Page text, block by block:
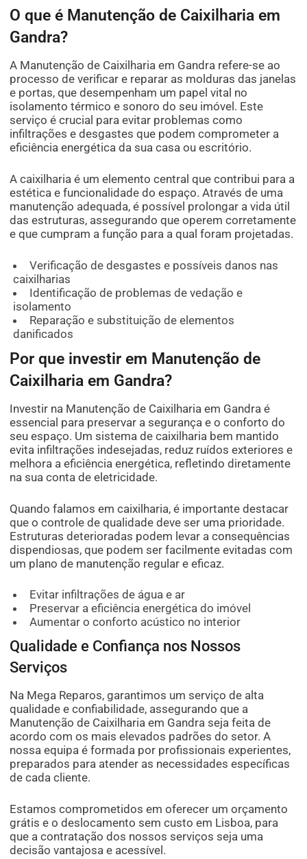
O que é Manutenção de Caixilharia em
Gandra?
A Manutenção de Caixilharia em Gandra refere-se ao
processo de verificar e reparar as molduras das janelas
e portas, que desempenham um papel vital no
isolamento térmico e sonoro do seu imóvel. Este
serviço é crucial para evitar problemas como
infiltrações e desgastes que podem comprometer a
eficiência energética da sua casa ou escritório.
A caixilharia é um elemento central que contribui para a
estética e funcionalidade do espaço. Através de uma
manutenção adequada, é possível prolongar a vida útil
das estruturas, assegurando que operem corretamente
e que cumpram a função para a qual foram projetadas.
Verificação de desgastes e possíveis danos nas
caixilharias
Identificação de problemas de vedação e
isolamento
Reparação e substituição de elementos
danificados
Por que investir em Manutenção de
Caixilharia em Gandra?
Investir na Manutenção de Caixilharia em Gandra é
essencial para preservar a segurança e o conforto do
seu espaço. Um sistema de caixilharia bem mantido
evita infiltrações indesejadas, reduz ruídos exteriores e
melhora a eficiência energética, refletindo diretamente
na sua conta de eletricidade.
Quando falamos em caixilharia, é importante destacar
que o controle de qualidade deve ser uma prioridade.
Estruturas deterioradas podem levar a consequências
dispendiosas, que podem ser facilmente evitadas com
um plano de manutenção regular e eficaz.
Evitar infiltrações de água e ar
Preservar a eficiência energética do imóvel
Aumentar o conforto acústico no interior
Qualidade e Confiança nos Nossos
Serviços
Na Mega Reparos, garantimos um serviço de alta
qualidade e confiabilidade, assegurando que a
Manutenção de Caixilharia em Gandra seja feita de
acordo com os mais elevados padrões do setor. A
nossa equipa é formada por profissionais experientes,
preparados para atender as necessidades específicas
de cada cliente.
Estamos comprometidos em oferecer um orçamento
grátis e o deslocamento sem custo em Lisboa, para
que a contratação dos nossos serviços seja uma
decisão vantajosa e acessível.